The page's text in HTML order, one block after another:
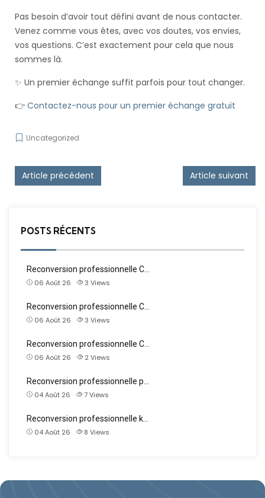
Pas besoin d’avoir tout défini avant de nous contacter.
Venez comme vous êtes, avec vos doutes, vos envies,
vos questions. C’est exactement pour cela que nous
sommes là.
✨ Un premier échange suffit parfois pour tout changer.
👉 Contactez-nous pour un premier échange gratuit
Uncategorized
Post navigation
Article précédent Article suivant
POSTS RÉCENTS
Reconversion professionnelle C…
06 Août 26
3 Views
Reconversion professionnelle C…
06 Août 26
3 Views
Reconversion professionnelle C…
06 Août 26
2 Views
Reconversion professionnelle p…
04 Août 26
7Views
Reconversion professionnelle k…
04 Août 26
8 Views